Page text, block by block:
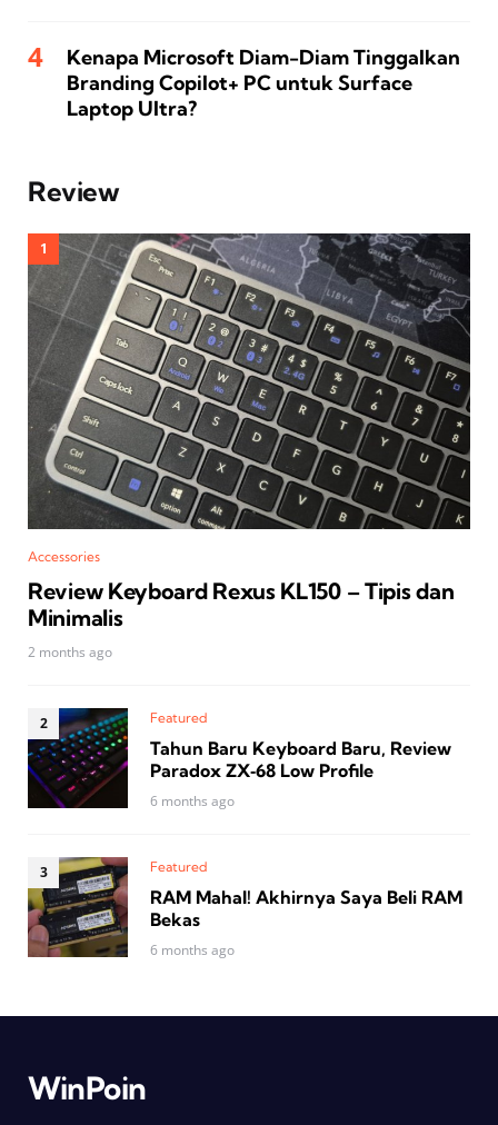
Kenapa Microsoft Diam-Diam Tinggalkan
Branding Copilot+ PC untuk Surface
Laptop Ultra?
Review
Accessories
Review Keyboard Rexus KL150 – Tipis dan
Minimalis
2 months ago
Featured
Tahun Baru Keyboard Baru, Review
Paradox ZX‑68 Low Profile
6 months ago
Featured
RAM Mahal! Akhirnya Saya Beli RAM
Bekas
6 months ago
WinPoin